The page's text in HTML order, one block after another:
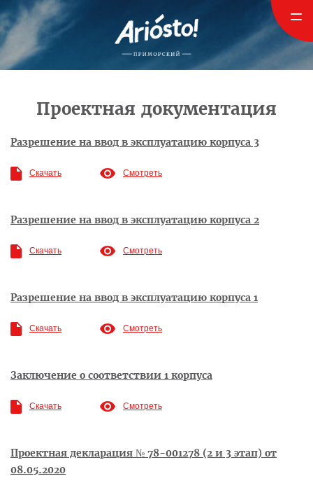
Проектная документация
Разрешение на ввод в эксплуатацию корпуса 3
Скачать Смотреть
Разрешение на ввод в эксплуатацию корпуса 2
Скачать Смотреть
Разрешение на ввод в эксплуатацию корпуса 1
Скачать Смотреть
Заключение о соответствии 1 корпуса
Скачать Смотреть
Проектная декларация № 78-001278 (2 и 3 этап) от
08.05.2020